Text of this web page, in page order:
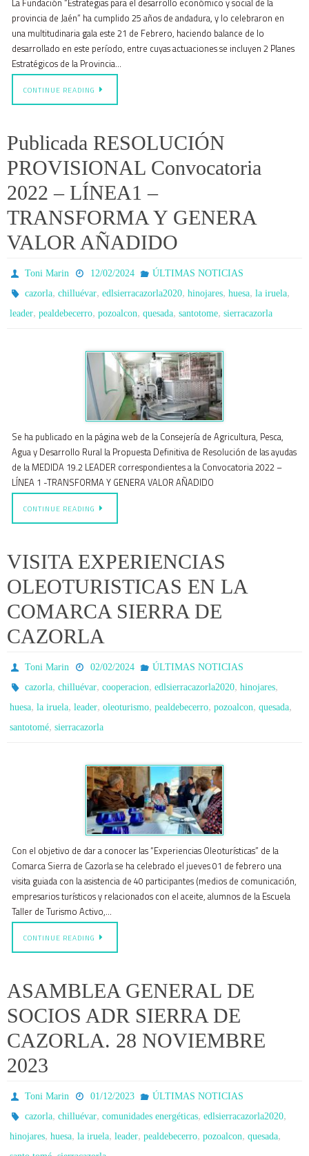
La Fundación “Estrategias para el desarrollo económico y social de la
provincia de Jaén” ha cumplido 25 años de andadura, y lo celebraron en
una multitudinaria gala este 21 de Febrero, haciendo balance de lo
desarrollado en este período, entre cuyas actuaciones se incluyen 2 Planes
Estratégicos de la Provincia…
CONTINUE READING
Publicada RESOLUCIÓN
PROVISIONAL Convocatoria
2022 – LÍNEA1 –
TRANSFORMA Y GENERA
VALOR AÑADIDO
Toni Marin 12/02/2024
ÚLTIMAS NOTICIAS
cazorla,chilluévar,edlsierracazorla2020,hinojares,huesa,la iruela,
leader, pealdebecerro, pozoalcon, quesada, santotome, sierracazorla
Se ha publicado en la página web de la Consejería de Agricultura, Pesca,
Agua y Desarrollo Rural la Propuesta Definitiva de Resolución de las ayudas
de la MEDIDA 19.2 LEADER correspondientes a la Convocatoria 2022 –
LÍNEA 1 -TRANSFORMA Y GENERA VALOR AÑADIDO
CONTINUE READING
VISITA EXPERIENCIAS
OLEOTURISTICAS EN LA
COMARCA SIERRA DE
CAZORLA
Toni Marin 02/02/2024
ÚLTIMAS NOTICIAS
cazorla,chilluévar,cooperacion,edlsierracazorla2020,hinojares,
huesa, la iruela, leader, oleoturismo, pealdebecerro, pozoalcon, quesada,
santotomé, sierracazorla
Con el objetivo de dar a conocer las “Experiencias Oleoturísticas” de la
Comarca Sierra de Cazorla se ha celebrado el jueves 01 de febrero una
visita guiada con la asistencia de 40 participantes (medios de comunicación,
empresarios turísticos y relacionados con el aceite, alumnos de la Escuela
Taller de Turismo Activo,…
CONTINUE READING
ASAMBLEA GENERAL DE
SOCIOS ADR SIERRA DE
CAZORLA. 28 NOVIEMBRE
2023
Toni Marin 01/12/2023
ÚLTIMAS NOTICIAS
cazorla,chilluévar,comunidades energéticas,edlsierracazorla2020,
hinojares, huesa, la iruela, leader, pealdebecerro, pozoalcon, quesada,